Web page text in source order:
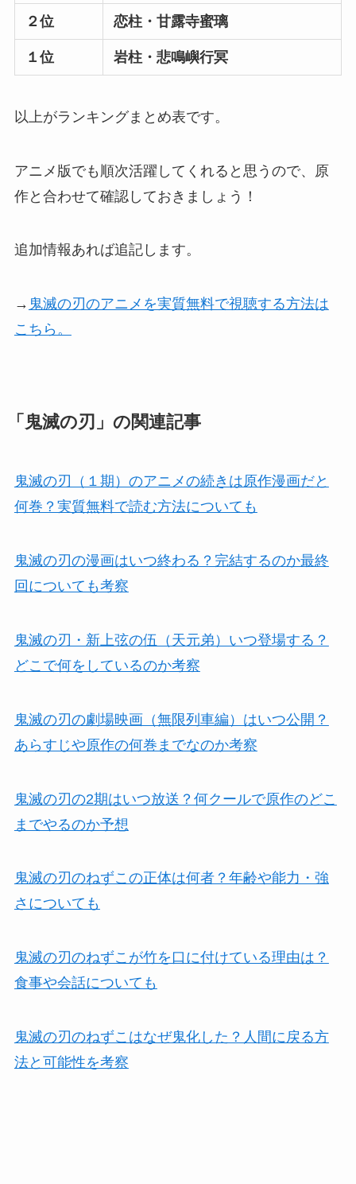
２位 恋柱・甘露寺蜜璃
１位 岩柱・悲鳴嶼行冥
以上がランキングまとめ表です。
アニメ版でも順次活躍してくれると思うので、原
作と合わせて確認しておきましょう！
追加情報あれば追記します。
→ 鬼滅の刃のアニメを実質無料で視聴する方法は
こちら。
「鬼滅の刃」の関連記事
鬼滅の刃（１期）のアニメの続きは原作漫画だと
何巻？実質無料で読む方法についても
鬼滅の刃の漫画はいつ終わる？完結するのか最終
回についても考察
鬼滅の刃・新上弦の伍（天元弟）いつ登場する？
どこで何をしているのか考察
鬼滅の刃の劇場映画（無限列車編）はいつ公開？
あらすじや原作の何巻までなのか考察
鬼滅の刃の2期はいつ放送？何クールで原作のどこ
までやるのか予想
鬼滅の刃のねずこの正体は何者？年齢や能力・強
さについても
鬼滅の刃のねずこが竹を口に付けている理由は？
食事や会話についても
鬼滅の刃のねずこはなぜ鬼化した？人間に戻る方
法と可能性を考察